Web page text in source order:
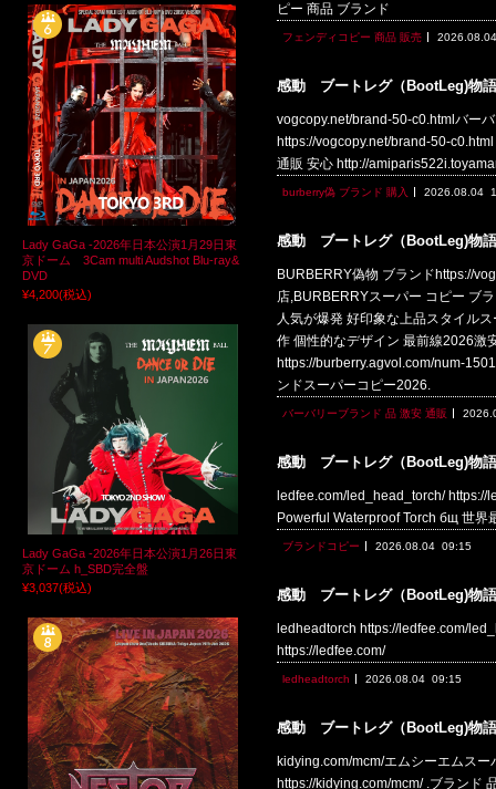
ピー 商品 ブランド
フェンディコピー 商品 販売 2026.08.04
感動 ブートレグ（BootLeg)物語
vogcopy.net/brand-50-c0.htmlバー
https://vogcopy.net/brand-50-
通販 安心 http://
burberry偽 ブランド 購入 2026.08.04
感動 ブートレグ（BootLeg)物語
BURBERRY偽物 ブランドhttps://
店,BURBERRYスーパー コピー ブ
人気が爆発 好印象な上品スタイル
作 個性的なデザイン 最前線2026激
https://burberry.agvol.com/num-
ンドスーパーコピー2026.
バーバリーブランド 品 激安 通販
感動 ブートレグ（BootLeg)物語
ledfee.com/led_head_torch/
Powerful Waterproof Torch бщ 世界
ブランドコピー 2026.08.04 09:15
感動 ブートレグ（BootLeg)物語
ledheadtorch https://ledfee.com/
https://ledfee.com/
ledheadtorch 2026.08.04 09:15
感動 ブートレグ（BootLeg)物語
kidying.com/mcm/エムシーエムス
https://kidying.com/mcm/ .ブランド
Lady GaGa -2026年日本公演1月29日東
京ドーム 3Cam multi Audshot Blu-ray&
DVD
¥4,200(税込)
Lady GaGa -2026年日本公演1月26日東
京ドーム h_SBD完全盤
¥3,037(税込)